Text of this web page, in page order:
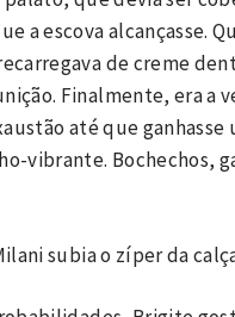
a escova alcançasse.
de creme
Finalmente, era a
até que ganhasse
vibrante. Bochechos,
subia o zíper da